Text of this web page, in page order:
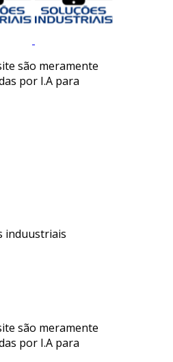
são meramente
por I.A para
induustriais
são meramente
por I.A para